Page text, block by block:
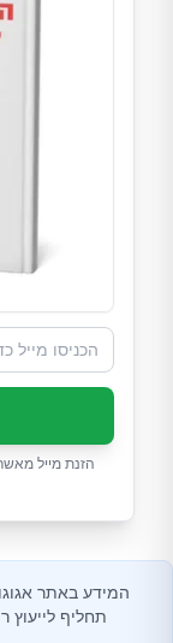
הזנת מייל
המידע באתר
תחליף לייעוץ